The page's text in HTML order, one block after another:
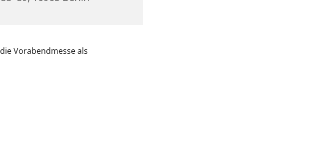
die Vorabendmesse als